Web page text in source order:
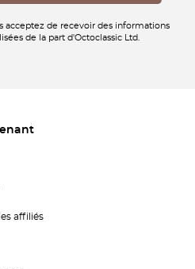
acceptez de recevoir des informations
de la part d'Octoclassic Ltd.
affiliés